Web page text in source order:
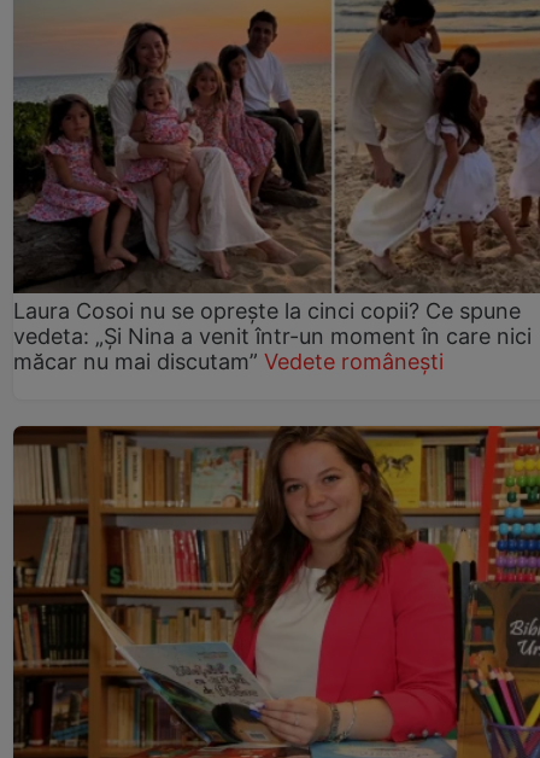
Laura Cosoi nu se oprește la cinci copii? Ce spune
vedeta: „Și Nina a venit într-un moment în care nici
măcar nu mai discutam” Vedete românești